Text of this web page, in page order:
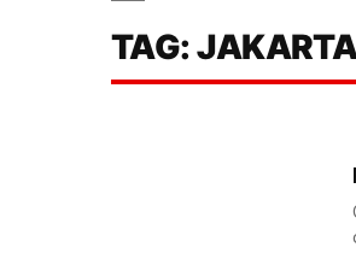
TAG: